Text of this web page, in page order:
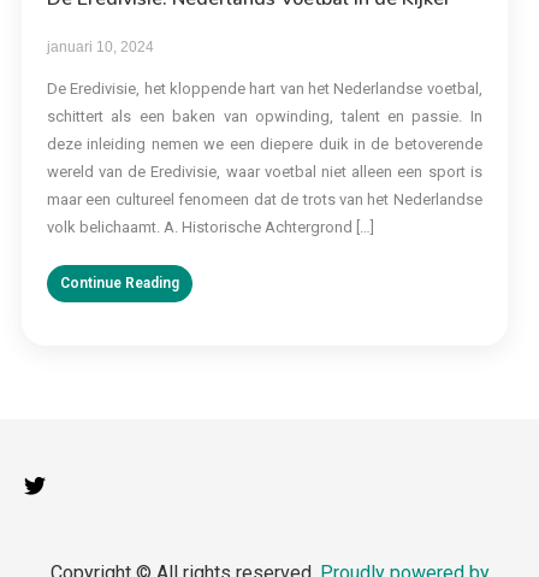
januari 10, 2024
De Eredivisie, het kloppende hart van het Nederlandse voetbal,
schittert als een baken van opwinding, talent en passie. In
deze inleiding nemen we een diepere duik in de betoverende
wereld van de Eredivisie, waar voetbal niet alleen een sport is
maar een cultureel fenomeen dat de trots van het Nederlandse
volk belichaamt. A. Historische Achtergrond […]
Continue Reading